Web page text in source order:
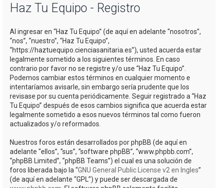
Haz Tu Equipo - Registro
Al ingresar en “Haz Tu Equipo” (de aquí en adelante “nosotros”,
“nos”, “nuestro”, “Haz Tu Equipo”,
“https://haztuequipo.cienciasanitaria.es”), usted acuerda estar
legalmente sometido a los siguientes términos. En caso
contrario por favor no se registre y/o use “Haz Tu Equipo”.
Podemos cambiar estos términos en cualquier momento e
intentaríamos avisarle, sin embargo sería prudente que los
revisase por su cuenta periódicamente. Seguir registrado a “Haz
Tu Equipo” después de esos cambios significa que acuerda estar
legalmente sometido a esos nuevos términos tal como fueron
actualizados y/o reformados.
Nuestros foros están desarrollados por phpBB (de aquí en
adelante “ellos”, “sus”, “software phpBB”, “www.phpbb.com”,
“phpBB Limited”, “phpBB Teams”) el cual es una solución de
foros liberada bajo la “GNU General Public License v2 en Ingles”
(de aquí en adelante “GPL”) y puede ser descargada de